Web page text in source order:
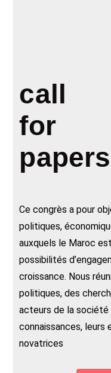
call
for
papers
Ce congrès a pour
politiques,
auxquels le Maroc
possibilités
croissance. Nous
politiques, des
acteurs de la société
connaissances, leurs
novatrices